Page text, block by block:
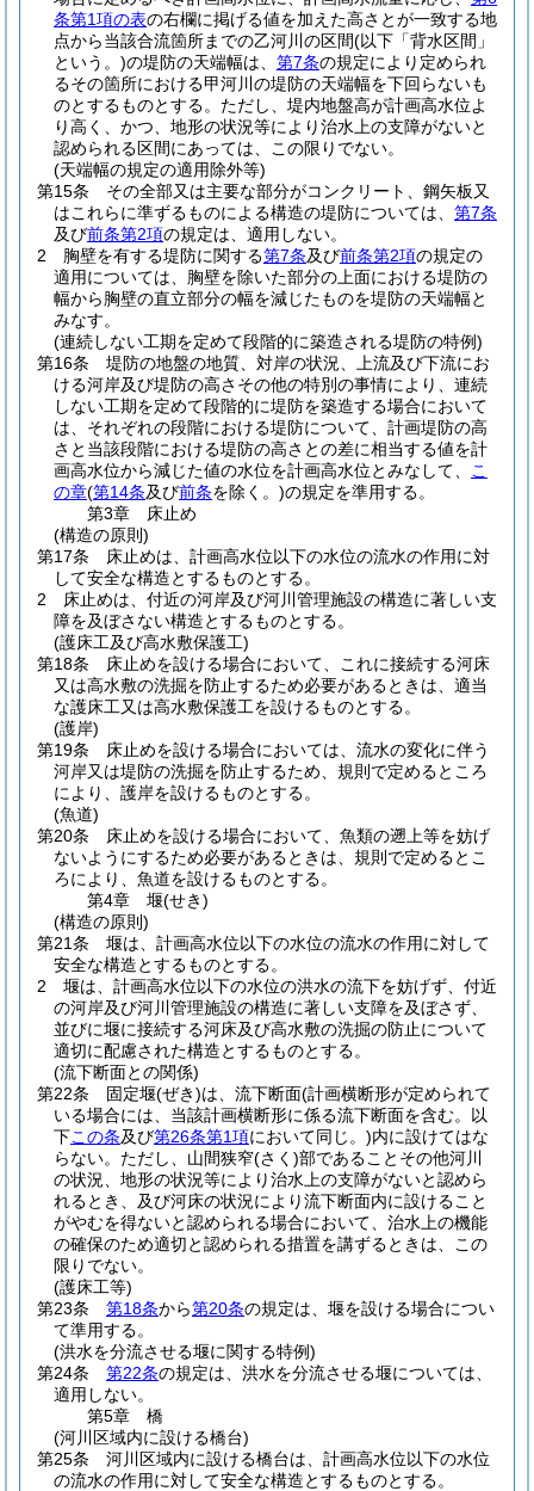
条第1項の表の右欄に掲げる値を加えた高さとが一致する地
点から当該合流箇所までの乙河川の区間(以下「背水区間」
という。)の堤防の天端幅は、 第7条の規定により定められ
るその箇所における甲河川の堤防の天端幅を下回らないも
のとするものとする。 ただし、堤内地盤高が計画高水位よ
り高く、かつ、地形の状況等により治水上の支障がないと
認められる区間にあっては、この限りでない。
(天端幅の規定の適用除外等)
第15条
その全部又は主要な部分がコンクリート、鋼矢板又
はこれらに準ずるものによる構造の堤防については、 第7条
及び前条第2項の規定は、適用しない。
2
胸壁を有する堤防に関する第7条及び前条第2項の規定の
適用については、胸壁を除いた部分の上面における堤防の
幅から胸壁の直立部分の幅を減じたものを堤防の天端幅と
みなす。
(連続しない工期を定めて段階的に築造される堤防の特例)
第16条
堤防の地盤の地質、対岸の状況、上流及び下流にお
ける河岸及び堤防の高さその他の特別の事情により、連続
しない工期を定めて段階的に堤防を築造する場合において
は、それぞれの段階における堤防について、計画堤防の高
さと当該段階における堤防の高さとの差に相当する値を計
画高水位から減じた値の水位を計画高水位とみなして、
こ
の章(第14条及び前条を除く。)の規定を準用する。
第3章
床止め
(構造の原則)
第17条
床止めは、計画高水位以下の水位の流水の作用に対
して安全な構造とするものとする。
2
床止めは、付近の河岸及び河川管理施設の構造に著しい支
障を及ぼさない構造とするものとする。
(護床工及び高水敷保護工)
第18条
床止めを設ける場合において、これに接続する河床
又は高水敷の洗掘を防止するため必要があるときは、適当
な護床工又は高水敷保護工を設けるものとする。
(護岸)
第19条
床止めを設ける場合においては、流水の変化に伴う
河岸又は堤防の洗掘を防止するため、規則で定めるところ
により、護岸を設けるものとする。
(魚道)
第20条
床止めを設ける場合において、魚類の遡上等を妨げ
ないようにするため必要があるときは、規則で定めるとこ
ろにより、魚道を設けるものとする。
第4章
堰(せき)
(構造の原則)
第21条
堰は、計画高水位以下の水位の流水の作用に対して
安全な構造とするものとする。
2
堰は、計画高水位以下の水位の洪水の流下を妨げず、付近
の河岸及び河川管理施設の構造に著しい支障を及ぼさず、
並びに堰に接続する河床及び高水敷の洗掘の防止について
適切に配慮された構造とするものとする。
(流下断面との関係)
第22条
固定堰(ぜき)は、流下断面(計画横断形が定められて
いる場合には、当該計画横断形に係る流下断面を含む。以
下この条及び第26条第1項において同じ。)内に設けてはな
らない。 ただし、山間狭窄(さく)部であることその他河川
の状況、地形の状況等により治水上の支障がないと認めら
れるとき、及び河床の状況により流下断面内に設けること
がやむを得ないと認められる場合において、治水上の機能
の確保のため適切と認められる措置を講ずるときは、この
限りでない。
(護床工等)
第23条
第18条から第20条の規定は、堰を設ける場合につい
て準用する。
(洪水を分流させる堰に関する特例)
第24条
第22条の規定は、洪水を分流させる堰については、
適用しない。
第5章
橋
(河川区域内に設ける橋台)
第25条
河川区域内に設ける橋台は、計画高水位以下の水位
の流水の作用に対して安全な構造とするものとする。